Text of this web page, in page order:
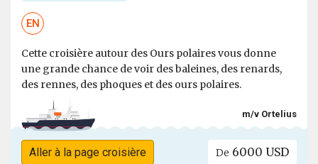
EN
Cette croisière autour des Ours polaires vous donne
une grande chance de voir des baleines, des renards,
des rennes, des phoques et des ours polaires.
m/v Ortelius
Aller à la page croisière De 6000 USD